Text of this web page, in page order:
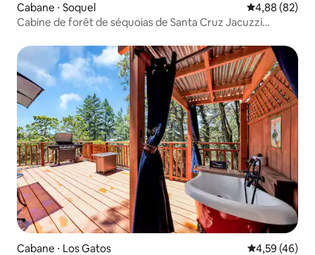
Cabane ⋅ Soquel Évaluation
4,88 (82)
Cabine de forêt de séquoias de Santa Cruz Jacuzzi
Cabane ⋅ Los Gatos Évaluation
4,59 (46)